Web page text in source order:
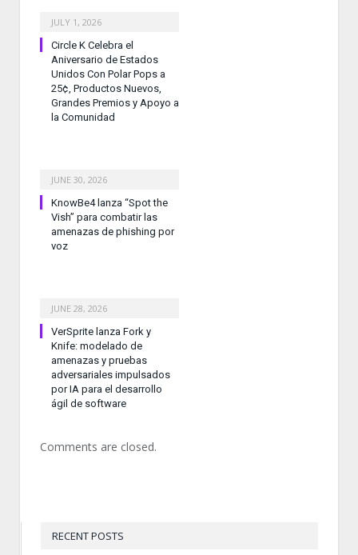
JULY 1, 2026
Circle K Celebra el
Aniversario de Estados
Unidos Con Polar Pops a
25¢, Productos Nuevos,
Grandes Premios y Apoyo a
la Comunidad
JUNE 30, 2026
KnowBe4 lanza “Spot the
Vish” para combatir las
amenazas de phishing por
voz
JUNE 28, 2026
VerSprite lanza Fork y
Knife: modelado de
amenazas y pruebas
adversariales impulsados
por IA para el desarrollo
ágil de software
Comments are closed.
RECENT POSTS